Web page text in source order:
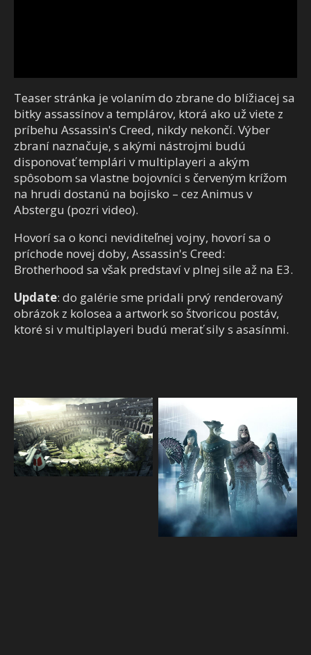
Teaser stránka je volaním do zbrane do blížiacej sa
bitky assassínov a templárov, ktorá ako už viete z
príbehu Assassin's Creed, nikdy nekončí. Výber
zbraní naznačuje, s akými nástrojmi budú
disponovať templári v multiplayeri a akým
spôsobom sa vlastne bojovníci s červeným krížom
na hrudi dostanú na bojisko – cez Animus v
Abstergu (pozri video).
Hovorí sa o konci neviditeľnej vojny, hovorí sa o
príchode novej doby, Assassin's Creed:
Brotherhood sa však predstaví v plnej sile až na E3.
Update: do galérie sme pridali prvý renderovaný
obrázok z kolosea a artwork so štvoricou postáv,
ktoré si v multiplayeri budú merať sily s asasínmi.